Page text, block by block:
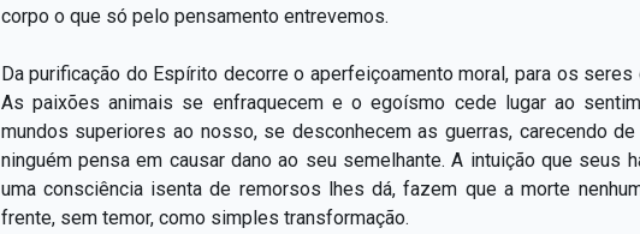
corpo o que só pelo pensamento entrevemos.
Da purificação do Espírito decorre o aperfeiçoamento moral, para os
As paixões animais se enfraquecem e o egoísmo cede lugar ao
mundos superiores ao nosso, se desconhecem as guerras, carecendo
ninguém pensa em causar dano ao seu semelhante. A intuição que seus
uma consciência isenta de remorsos lhes dá, fazem que a morte
frente, sem temor, como simples transformação.